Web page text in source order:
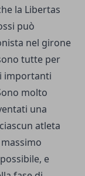
la Libertas
può
nel girone
tutte per
importanti
molto
una
atleta
e